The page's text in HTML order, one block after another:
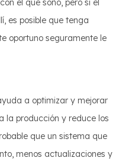
el que soñó, pero si el
es posible que tenga
oportuno seguramente le
a optimizar y mejorar
la producción y reduce los
que un sistema que
menos actualizaciones y